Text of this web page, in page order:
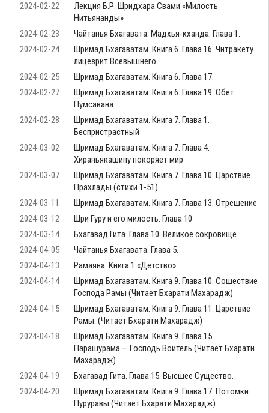
2024-02-22
Лекция Б.Р. Шридхара Свами «Милость
Нитьянанды»
2024-02-23
Чайтанья Бхагавата. Мадхья-кханда. Глава 1.
2024-02-24
Шримад Бхагаватам. Книга 6. Глава 16. Читракету
лицезрит Всевышнего.
2024-02-25
Шримад Бхагаватам. Книга 6. Глава 17.
2024-02-27
Шримад Бхагаватам. Книга 6. Глава 19. Обет
Пумсавана
2024-02-28
Шримад Бхагаватам. Книга 7. Глава 1.
Беспристрастный
2024-03-02
Шримад Бхагаватам. Книга 7. Глава 4.
Хираньякашипу покоряет мир
2024-03-07
Шримад Бхагаватам. Книга 7. Глава 10. Царствие
Прахлады (стихи 1-51)
2024-03-11
Шримад Бхагаватам. Книга 7. Глава 13. Отрешение
2024-03-12
Шри Гуру и его милость. Глава 10
2024-03-14
Бхагавад Гита. Глава 10. Великое сокровище.
2024-04-05
Чайтанья Бхагавата. Глава 5.
2024-04-13
Рамаяна. Книга 1 «Детство».
2024-04-14
Шримад Бхагаватам. Книга 9. Глава 10. Сошествие
Господа Рамы (Читает Бхарати Махарадж)
2024-04-15
Шримад Бхагаватам. Книга 9. Глава 11. Царствие
Рамы. (Читает Бхарати Махарадж)
2024-04-18
Шримад Бхагаватам. Книга 9. Глава 15.
Парашурама — Господь Воитель (Читает Бхарати
Махарадж)
2024-04-19
Бхагавад Гита. Глава 15. Высшее Существо.
2024-04-20
Шримад Бхагаватам. Книга 9. Глава 17. Потомки
Пуруравы (Читает Бхарати Махарадж)